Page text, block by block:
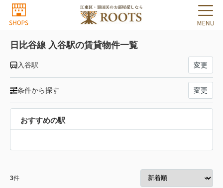
日比谷線 入谷駅の賃貸物件一覧
入谷駅 変更
条件から探す 変更
おすすめの駅
3件